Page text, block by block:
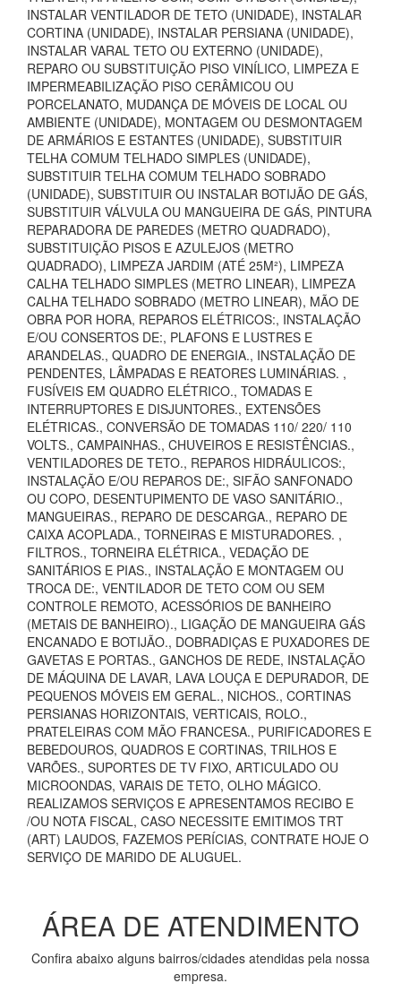
INSTALAR VENTILADOR DE TETO (UNIDADE), INSTALAR
CORTINA (UNIDADE), INSTALAR PERSIANA (UNIDADE),
INSTALAR VARAL TETO OU EXTERNO (UNIDADE),
REPARO OU SUBSTITUIÇÃO PISO VINÍLICO, LIMPEZA E
IMPERMEABILIZAÇÃO PISO CERÂMICOU OU
PORCELANATO, MUDANÇA DE MÓVEIS DE LOCAL OU
AMBIENTE (UNIDADE), MONTAGEM OU DESMONTAGEM
DE ARMÁRIOS E ESTANTES (UNIDADE), SUBSTITUIR
TELHA COMUM TELHADO SIMPLES (UNIDADE),
SUBSTITUIR TELHA COMUM TELHADO SOBRADO
(UNIDADE), SUBSTITUIR OU INSTALAR BOTIJÃO DE GÁS,
SUBSTITUIR VÁLVULA OU MANGUEIRA DE GÁS, PINTURA
REPARADORA DE PAREDES (METRO QUADRADO),
SUBSTITUIÇÃO PISOS E AZULEJOS (METRO
QUADRADO), LIMPEZA JARDIM (ATÉ 25M²), LIMPEZA
CALHA TELHADO SIMPLES (METRO LINEAR), LIMPEZA
CALHA TELHADO SOBRADO (METRO LINEAR), MÃO DE
OBRA POR HORA, REPAROS ELÉTRICOS:, INSTALAÇÃO
E/OU CONSERTOS DE:, PLAFONS E LUSTRES E
ARANDELAS., QUADRO DE ENERGIA., INSTALAÇÃO DE
PENDENTES, LÂMPADAS E REATORES LUMINÁRIAS. ,
FUSÍVEIS EM QUADRO ELÉTRICO., TOMADAS E
INTERRUPTORES E DISJUNTORES., EXTENSÕES
ELÉTRICAS., CONVERSÃO DE TOMADAS 110/ 220/ 110
VOLTS., CAMPAINHAS., CHUVEIROS E RESISTÊNCIAS.,
VENTILADORES DE TETO., REPAROS HIDRÁULICOS:,
INSTALAÇÃO E/OU REPAROS DE:, SIFÃO SANFONADO
OU COPO, DESENTUPIMENTO DE VASO SANITÁRIO.,
MANGUEIRAS., REPARO DE DESCARGA., REPARO DE
CAIXA ACOPLADA., TORNEIRAS E MISTURADORES. ,
FILTROS., TORNEIRA ELÉTRICA., VEDAÇÃO DE
SANITÁRIOS E PIAS., INSTALAÇÃO E MONTAGEM OU
TROCA DE:, VENTILADOR DE TETO COM OU SEM
CONTROLE REMOTO, ACESSÓRIOS DE BANHEIRO
(METAIS DE BANHEIRO)., LIGAÇÃO DE MANGUEIRA GÁS
ENCANADO E BOTIJÃO., DOBRADIÇAS E PUXADORES DE
GAVETAS E PORTAS., GANCHOS DE REDE, INSTALAÇÃO
DE MÁQUINA DE LAVAR, LAVA LOUÇA E DEPURADOR, DE
PEQUENOS MÓVEIS EM GERAL., NICHOS., CORTINAS
PERSIANAS HORIZONTAIS, VERTICAIS, ROLO.,
PRATELEIRAS COM MÃO FRANCESA., PURIFICADORES E
BEBEDOUROS, QUADROS E CORTINAS, TRILHOS E
VARÕES., SUPORTES DE TV FIXO, ARTICULADO OU
MICROONDAS, VARAIS DE TETO, OLHO MÁGICO.
REALIZAMOS SERVIÇOS E APRESENTAMOS RECIBO E
/OU NOTA FISCAL, CASO NECESSITE EMITIMOS TRT
(ART) LAUDOS, FAZEMOS PERÍCIAS, CONTRATE HOJE O
SERVIÇO DE MARIDO DE ALUGUEL.
ÁREA DE ATENDIMENTO
Confira abaixo alguns bairros/cidades atendidas pela nossa
empresa.